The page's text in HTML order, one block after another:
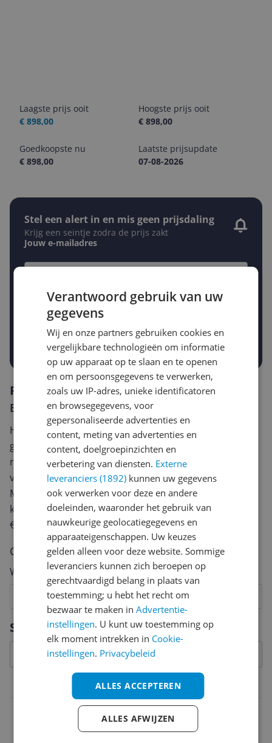
Laagste prijs ooit
€ 898,00
Hoogste prijs ooit
€ 898,00
Goedkoopste nu
€ 898,00
Laatste prijsupdate
07-08-2026
Stel een alert in en mis geen prijsdaling
Krijg een seintje zodra de prijs zakt
Jouw e-mailadres
Gewenste daling of bedrag
-5% -10% -15%
Gewenste prijs
Prijsalert aanzetten
Specificaties
Technisch
Reviews
Er zijn nog geen reviews geschreven
Heb jij dit product in bezit en wil je graag je mening
geven? Start dan hieronder met het schrijven van je
review. Afhankelijk van de details duurt het schrijven
van een review gemiddeld tussen de 3 en 10 minuten.
Met jouw mening help je andere bezoekers een betere
keuze te maken én maak je iedere maand kans op
€250,-!
Klik hier voor de actievoorwaarden.
Cijfer
Welk cijfer geef jij dit product?
7
6
5
4
3
2
Verantwoord gebruik van uw
gegevens
Wij en onze partners gebruiken cookies en
vergelijkbare technologieën om informatie
op uw apparaat op te slaan en te openen
en om persoonsgegevens te verwerken,
zoals uw IP-adres, unieke identificatoren
en browsegegevens, voor
gepersonaliseerde advertenties en
content, meting van advertenties en
content, doelgroepinzichten en
verbetering van diensten. Externe
leveranciers (1892) kunnen uw gegevens
ook verwerken voor deze en andere
doeleinden, waaronder het gebruik van
nauwkeurige geolocatiegegevens en
apparaateigenschappen. Uw keuzes
gelden alleen voor deze website. Sommige
leveranciers kunnen zich beroepen op
gerechtvaardigd belang in plaats van
toestemming; u hebt het recht om
bezwaar te maken inAdvertentie-
instellingen. U kunt uw toestemming op
elk moment intrekken in Cookie-
instellingen. Privacybeleid
ALLES ACCEPTEREN
ALLES AFWIJZEN